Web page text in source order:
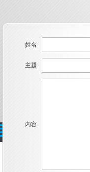
姓名
主题
内容